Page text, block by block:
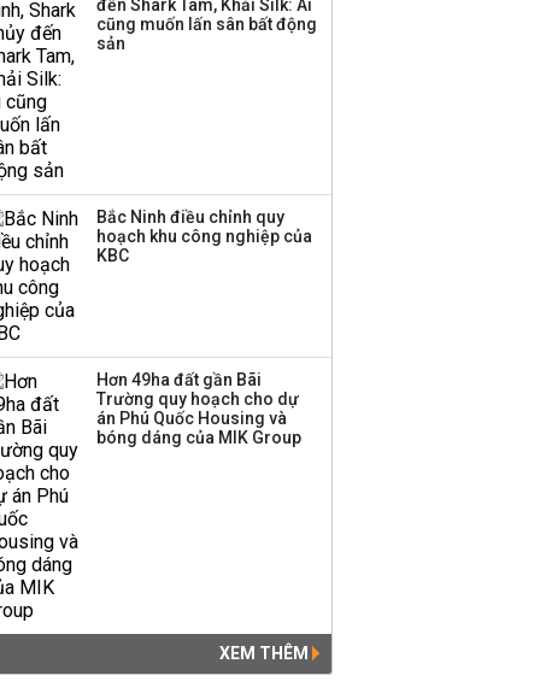
đến Shark Tam, Khải Silk: Ai
cũng muốn lấn sân bất động
sản
Bắc Ninh điều chỉnh quy
hoạch khu công nghiệp của
KBC
Hơn 49ha đất gần Bãi
Trường quy hoạch cho dự
án Phú Quốc Housing và
bóng dáng của MIK Group
XEM THÊM